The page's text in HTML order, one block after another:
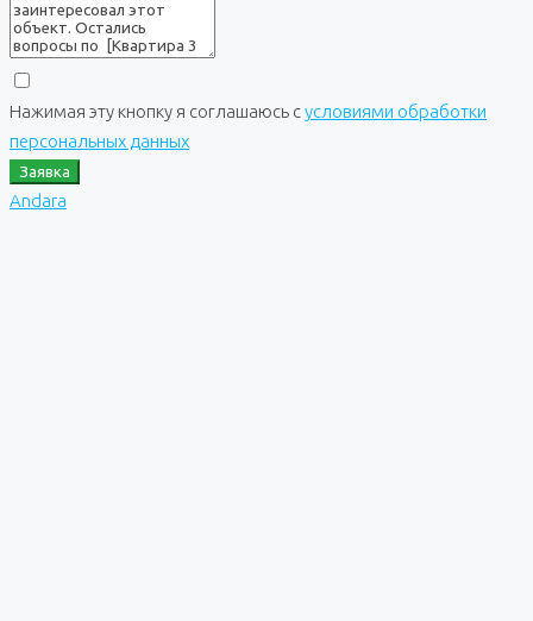
Нажимая эту кнопку я соглашаюсь сусловиями обработки
персональных данных
Заявка
Andara